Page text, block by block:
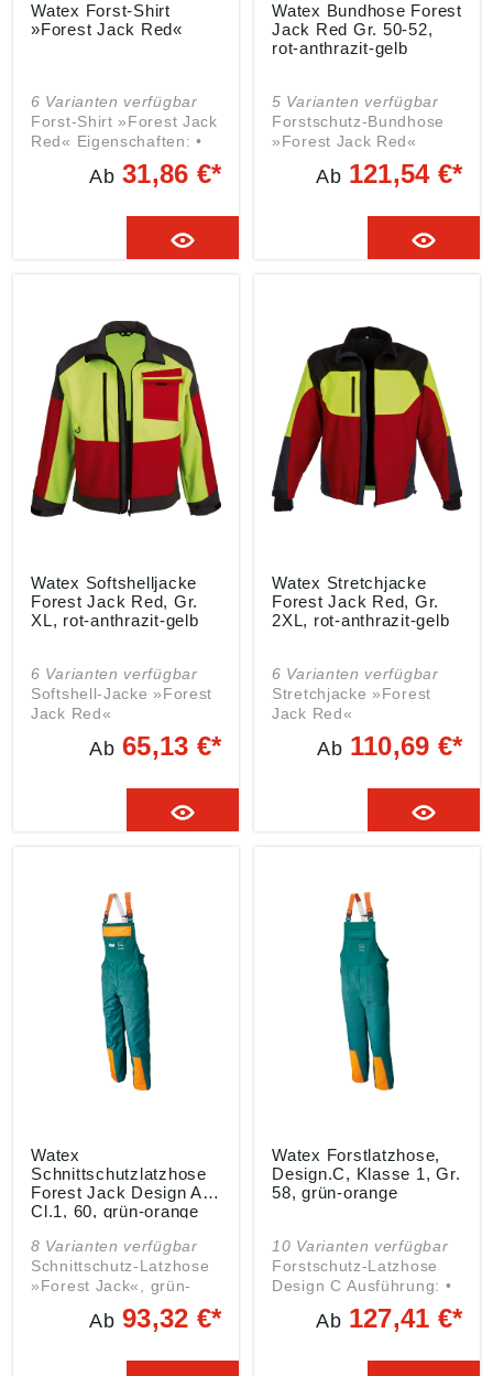
Watex Forst-Shirt
»Forest Jack Red«
6 Varianten verfügbar
Forst-Shirt »Forest Jack
Red« Eigenschaften: •
Atmungsaktiv •
Feuchtigkeitsregulierend
Reißverschluss bis zum
Reißverschluss auf
Polyester Farbe: rot-
anthrazit-gelb
Ab31,86 €*
Watex Bundhose Forest
Jack Red Gr. 50-52,
rot-anthrazit-gelb
5 Varianten verfügbar
Forstschutz-Bundhose
»Forest Jack Red«
Eigenschaften: •
Wasser- und
Ausführung: • Zwei
Reißverschluss •
Zollstocktasche •
Seitentasche mit Patte
und Klettverschluss •
Hinterhose der
Hosenbeine mit
Reißverschluss zur
Belüftung •
Gürtelschlaufen und
Knöpfe für Hosenträger
Im Schritt
eingearbeiteter Zwickel
für mehr
Schnittschutzeinlage
Material: Obermaterial:
65 % Polyester, 35 %
Baumwolle Innenfutter:
100 % Polyester
Zulassung/Norm: EN
381 Teil 5, Form A,
Ab 121,54 €*
Watex Softshelljacke
Forest Jack Red, Gr.
XL, rot-anthrazit-gelb
6 Varianten verfügbar
Softshell-Jacke »Forest
Jack Red«
Eigenschaften: •
Winddicht,
atmungsaktiv
Ausführung: • Zwei
Seitentaschen, eine
Reißverschluss • Lasche
mit stabilem Metallring
unter der rechten
Brustseite • Links
aufgesetzte Brusttasche
mit Patte und
Klettverschluss •
Frontreißverschluss mit
Kinnschutz •
Ärmelweitenverstellung
mittels Klettverschluss •
Rückenteil Material:
Obermaterial: 100 %
Polyester mit TPU-
Membrane Innenfutter:
Farbe: leuchtgelb-rot-
grau
Ab65,13 €*
Watex Stretchjacke
Forest Jack Red, Gr.
2XL, rot-anthrazit-gelb
6 Varianten verfügbar
Stretchjacke »Forest
Jack Red«
Eigenschaften: •
Wasserabweisend
Innenfutter und -tasche
aus Polyester • Zwei
Seitentaschen und eine
Napoleontasche •
Krageninnenseite und
Außentaschen weich
abgepolstert •
Unterarmbelüftung •
Schulterbereich und
Ellbogenverstärkung
aus abriebfestem und
wasserabweisendem
Oxford-Gewebe •
Frontreißverschluss mit
mit Klettverschluss •
Kordelzug am Saum
Material: Obermaterial:
leuchtgelb-rot-grau
Ab 110,69 €*
Watex
Schnittschutzlatzhose
Forest Jack Design A,
Cl.1, 60, grün-orange
8 Varianten verfügbar
Schnittschutz-Latzhose
»Forest Jack«, grün-
leuchtorange
Ausführung: • Seitlicher
Ab93,32 €*
Watex Forstlatzhose,
Design.C, Klasse 1, Gr.
58, grün-orange
10 Varianten verfügbar
Forstschutz-Latzhose
Design C Ausführung: •
Elastische, verstellbare
Hosenträger • Zwei
Seitentaschen • Gesäß-,
Ab 127,41 €*